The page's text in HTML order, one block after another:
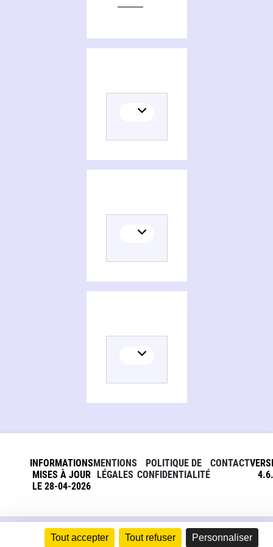
Tout accepter Tout refuser Personnaliser
INFORMATIONS
MISES À JOUR
LE 28-04-2026
MENTIONS
LÉGALES
POLITIQUE DE
CONFIDENTIALITÉ
CONTACT